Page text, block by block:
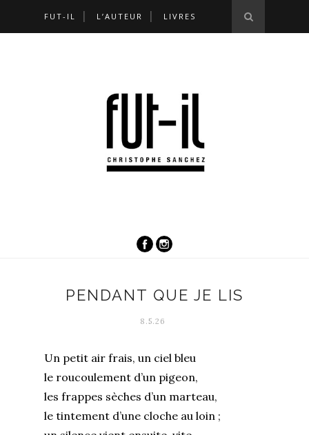
FUT-IL L’AUTEUR LIVRES
PENDANT QUE JE LIS
8.5.26
Un petit air frais, un ciel bleu
le roucoulement d’un pigeon,
les frappes sèches d’un marteau,
le tintement d’une cloche au loin ;